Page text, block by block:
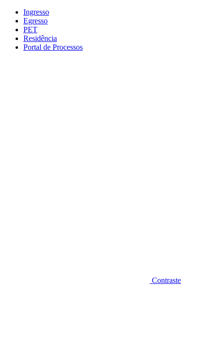
Conteúdo principal
Ingresso
Egresso
PET
Residência
Portal de Processos
Contraste